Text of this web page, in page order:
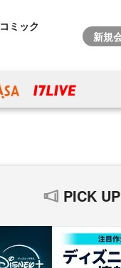
コミック
PICK UP